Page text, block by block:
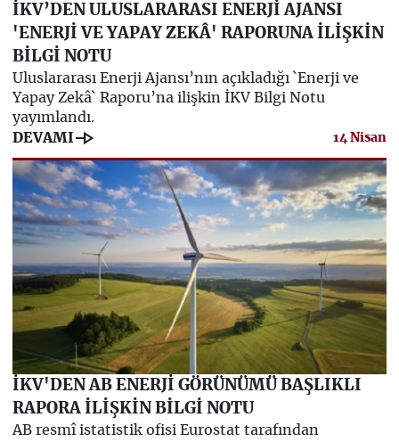
İKV’DEN ULUSLARARASI ENERJİ AJANSI
'ENERJİ VE YAPAY ZEKÂ' RAPORUNA İLİŞKİN
BİLGİ NOTU
Uluslararası Enerji Ajansı’nın açıkladığı `Enerji ve
Yapay Zekâ` Raporu’na ilişkin İKV Bilgi Notu
yayımlandı.
DEVAMI line_end_arrow 14 Nisan
İKV'DEN AB ENERJİ GÖRÜNÜMÜ BAŞLIKLI
RAPORA İLİŞKİN BİLGİ NOTU
AB resmî istatistik ofisi Eurostat tarafından